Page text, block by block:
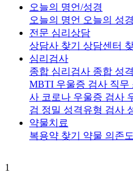
오늘의 명언/성경
오늘의 명언 오늘의 성경
전문 심리상담
상담사 찾기 상담센터
심리검사
종합 심리검사 종합 성
MBTI 우울증 검사 직무
사 코로나 우울증 검사
검 정밀 성격유형 검사
약물치료
복용약 찾기 약물 의존
1